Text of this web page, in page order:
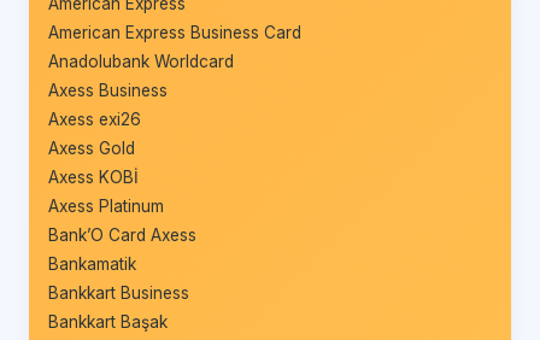
American Express
American Express Business Card
Anadolubank Worldcard
Axess Business
Axess exi26
Axess Gold
Axess KOBİ
Axess Platinum
Bank’O Card Axess
Bankamatik
Bankkart Business
Bankkart Başak